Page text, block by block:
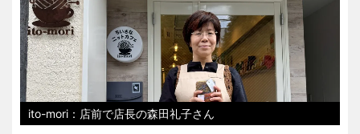
ito-mori：店前で店長の森田礼子さん